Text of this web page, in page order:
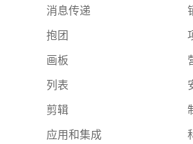
消息传递
抱团
画板
列表
剪辑
应用和集成